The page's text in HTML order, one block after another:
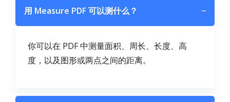
用 Measure PDF 可以测什么？ −
你可以在 PDF 中测量面积、周长、长度、高
度，以及图形或两点之间的距离。